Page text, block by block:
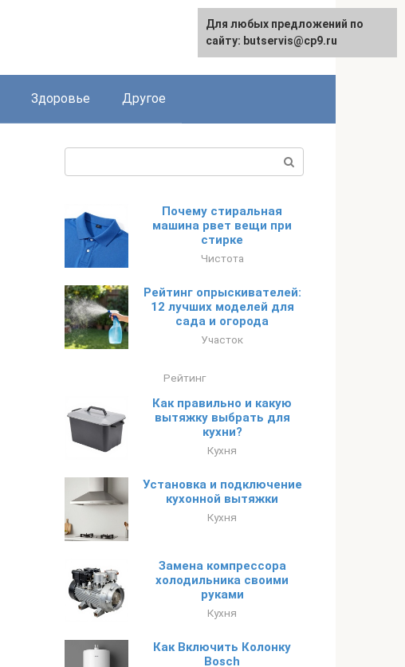
English
Здоровье Другое
Почему стиральная
машина рвет вещи при
стирке
Чистота
Рейтинг опрыскивателей:
12 лучших моделей для
сада и огорода
Участок
Рейтинг
Как правильно и какую
вытяжку выбрать для
кухни?
Кухня
Установка и подключение
кухонной вытяжки
Кухня
Замена компрессора
холодильника своими
руками
Кухня
Как Включить Колонку
Bosch
Для любых предложений по
сайту: butservis@cp9.ru